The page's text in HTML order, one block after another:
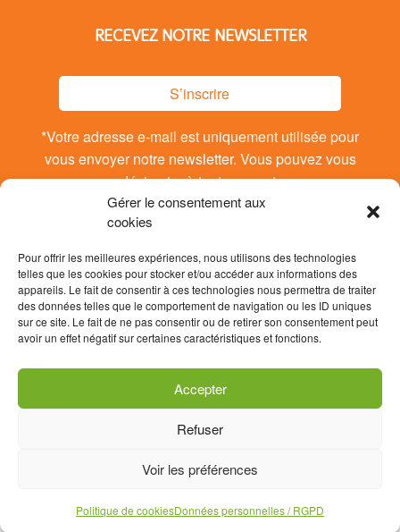
Gérer le consentement aux
cookies
Pour offrir les meilleures expériences, nous utilisons des technologies
telles que les cookies pour stocker et/ou accéder aux informations des
appareils. Le fait de consentir à ces technologies nous permettra de traiter
des données telles que le comportement de navigation ou les ID uniques
sur ce site. Le fait de ne pas consentir ou de retirer son consentement peut
avoir un effet négatif sur certaines caractéristiques et fonctions.
Accepter
Refuser
Voir les préférences
Politique de cookiesDonnées personnelles / RGPD
RECEVEZ NOTRE NEWSLETTER
S’inscrire
*Votre adresse e-mail est uniquement utilisée pour
vous envoyer notre newsletter. Vous pouvez vous
désinsrire à tout moment.
Données personnelles / RGPD